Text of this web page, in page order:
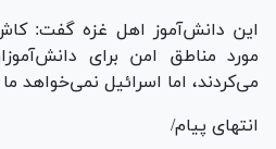
این دانش‌آموز اهل غزه گفت:
مورد مناطق امن برای
می‌کردند، اما اسرائیل نمی‌خواهد
انتهای پیام/